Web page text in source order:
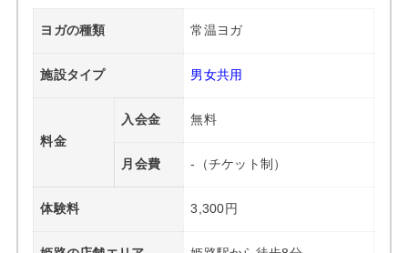
ヨガの種類 常温ヨガ
施設タイプ 男女共用
料金
入会金 無料
月会費 -（チケット制）
体験料 3,300円